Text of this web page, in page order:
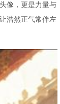
像，更是力量与
浩然正气常伴左